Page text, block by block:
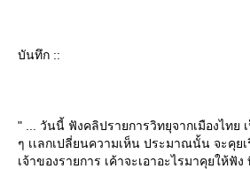
บันทึก ::
" ... วันนี้ ฟังคลิปรายการวิทยุจากเมืองไท
ๆ เเลกเปลี่ยนความเห็น ประมาณนั้น จะคุยเรื่
เจ้าของรายการ เค้าจะเอาอะไรมาคุยให้ฟั